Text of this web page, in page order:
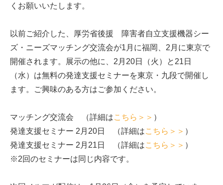
くお願いいたします。
以前ご紹介した、厚労省後援 障害者自立支援機器シー
ズ・ニーズマッチング交流会が1月に福岡、2月に東京で
開催されます。展示の他に、2月20日（火）と21日
（水）は無料の発達支援セミナーを東京・九段で開催し
ます。ご興味のある方はご参加ください。
マッチング交流会 （詳細はこちら＞＞ ）
発達支援セミナー 2月20日 （詳細はこちら＞＞ ）
発達支援セミナー 2月21日 （詳細はこちら＞＞ ）
※2回のセミナーは同じ内容です。